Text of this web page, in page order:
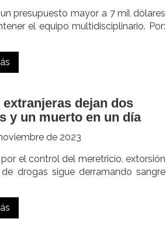
presupuesto mayor a 7 mil dólares
el equipo multidisciplinario. Por:
extranjeras dejan dos
y un muerto en un día
de 2023
el control del meretricio, extorsión
drogas sigue derramando sangre